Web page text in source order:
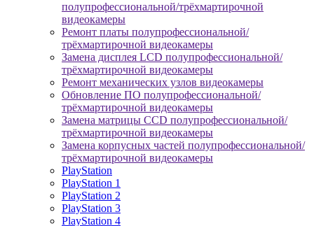
полупрофессиональной/трёхмартирочной
видеокамеры
Ремонт платы полупрофессиональной/
трёхмартирочной видеокамеры
Замена дисплея LCD полупрофессиональной/
трёхмартирочной видеокамеры
Ремонт механических узлов видеокамеры
Обновление ПО полупрофессиональной/
трёхмартирочной видеокамеры
Замена матрицы CCD полупрофессиональной/
трёхмартирочной видеокамеры
Замена корпусных частей полупрофессиональной/
трёхмартирочной видеокамеры
PlayStation
PlayStation 1
PlayStation 2
PlayStation 3
PlayStation 4